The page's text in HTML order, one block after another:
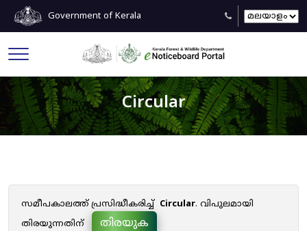
Government of Kerala
Circular
സമീപകാലത്ത് പ്രസിദ്ധീകരിച്ച് Circular. വിപുലമായി
തിരയുന്നതിന്
തിരയുക